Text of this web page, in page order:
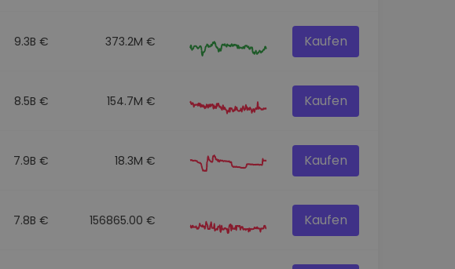
9.3B € 373.2M € Kaufen
8.5B € 154.7M € Kaufen
7.9B € 18.3M € Kaufen
7.8B € 156865.00 € Kaufen